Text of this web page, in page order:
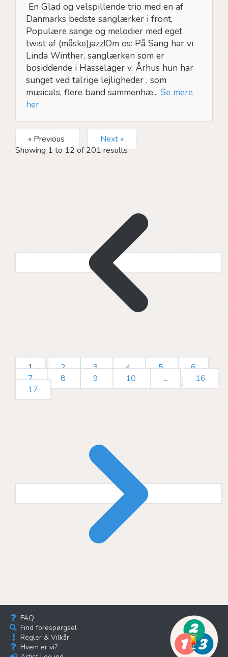
En Glad og velspillende trio med en af
Danmarks bedste sanglærker i front,
Populære sange og melodier med eget
twist af (måske)jazz!Om os: På Sang har vi
Linda Winther, sanglærken som er
bosiddende i Hasselager v. Århus hun har
sunget ved talrige lejligheder , som
musicals, flere band sammenhæ... Se mere
her
« Previous
Next »
Showing1to12of201results
1 2 3 4 5
6
7
8 9 10 ...
16
17
FAQ
Find forespørgsel
Regler & Vilkår
Hvem er vi?